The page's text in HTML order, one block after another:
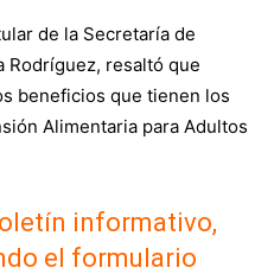
de la Secretaría de
Rodríguez, resaltó que
beneficios que tienen los
Alimentaria para Adultos
informativo,
el formulario